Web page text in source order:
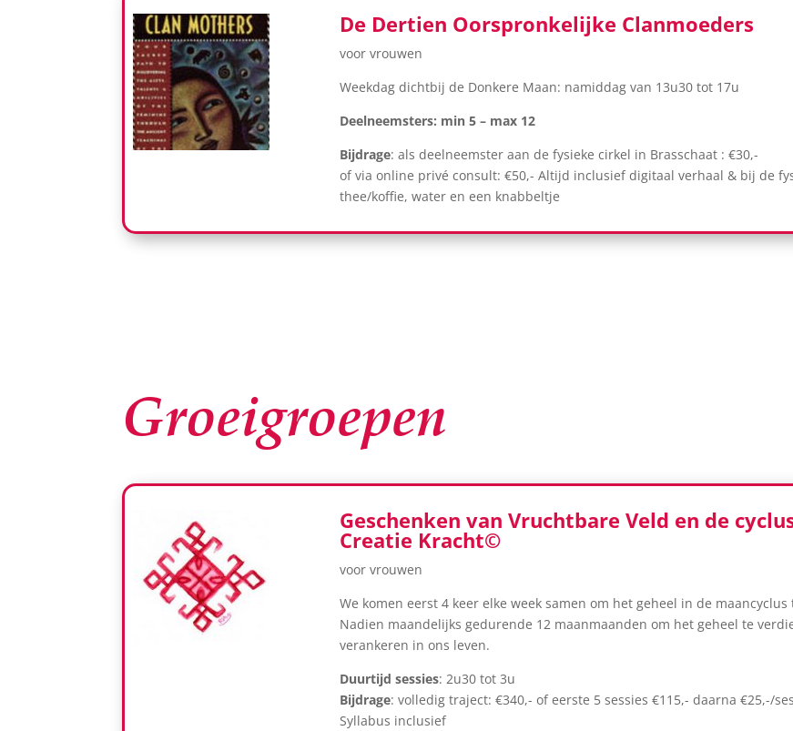
De Dertien Oorspronkelijke Clanmoeders
voor vrouwen
Weekdag dichtbij de Donkere Maan: namiddag van 13u30 tot 17u
Deelneemsters: min 5 – max 12
Bijdrage: als deelneemster aan de fysieke cirkel in
of via online privé consult: €50,- Altijd inclusief digitaal verhaal & bij de
thee/koffie, water en een knabbeltje
Groeigroepen
Geschenken van Vruchtbare Veld en de
Creatie Kracht©
voor vrouwen
We komen eerst 4 keer elke week samen om het geheel in de maancyclus
Nadien maandelijks gedurende 12 maanmaanden om het geheel te
verankeren in ons leven.
Duurtijd sessies: 2u30 tot 3u
Bijdrage: volledig traject: €340,- of eerste 5 sessies €115,- daarna €25,-/
Syllabus inclusief